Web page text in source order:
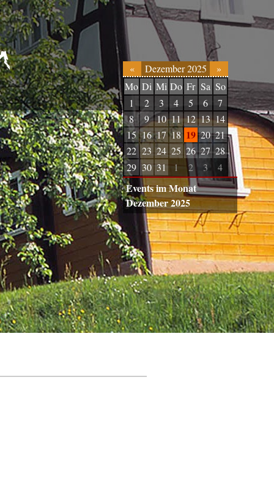
« Dezember 2025
»
Mo Di Mi Do Fr Sa So
1
2 3 4 5 6
7
8
9 10 11 12 13 14
15 16 17 18 19 20 21
22 23 24 25 26 27 28
29 30 31 1 2 3 4
Events im Monat
Dezember 2025